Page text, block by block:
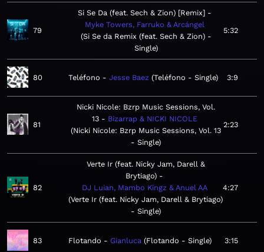
79
Si Se Da (feat. Sech & Zion) [Remix]
Myke Towers, Farruko & Arcángel
Si Se da Remix (feat. Sech & Zion) -
Single
5:32
80 Teléfono Jesse Baez Teléfono - Single 3:9
81
Nicki Nicole: Bzrp Music Sessions, Vol.
13
Bizarrap & NICKI NICOLE
Nicki Nicole: Bzrp Music Sessions, Vol. 13
- Single
2:23
82
Verte Ir (feat. Nicky Jam, Darell &
Brytiago)
DJ Luian, Mambo Kingz & Anuel AA
Verte Ir (feat. Nicky Jam, Darell & Brytiago)
- Single
4:27
83 Flotando Gianluca Flotando - Single 3:15